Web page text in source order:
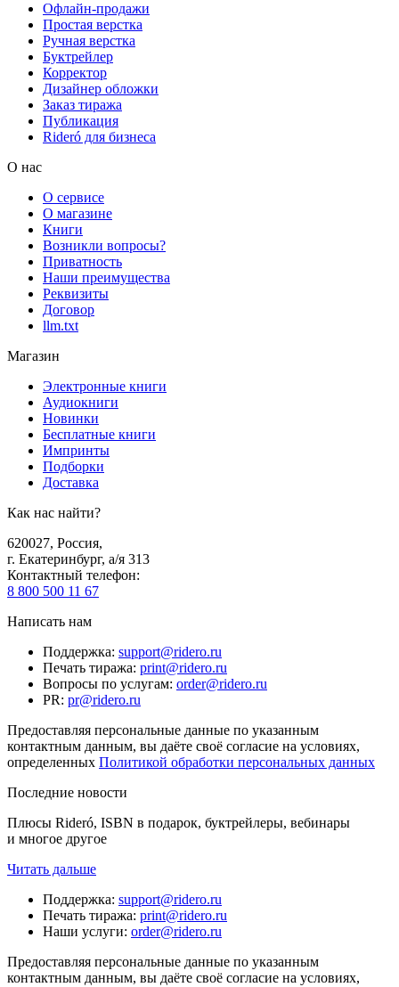
Офлайн-продажи
Простая верстка
Ручная верстка
Буктрейлер
Корректор
Дизайнер обложки
Заказ тиража
Публикация
Rideró для бизнеса
О нас
О сервисе
О магазине
Книги
Возникли вопросы?
Приватность
Наши преимущества
Реквизиты
Договор
llm.txt
Магазин
Электронные книги
Аудиокниги
Новинки
Бесплатные книги
Импринты
Подборки
Доставка
Как нас найти?
620027, Россия,
г. Екатеринбург, а/я 313
Контактный телефон:
8 800 500 11 67
Написать нам
Поддержка: support@ridero.ru
Печать тиража: print@ridero.ru
Вопросы по услугам: order@ridero.ru
PR: pr@ridero.ru
Предоставляя персональные данные по указанным
контактным данным, вы даёте своё согласие на условиях,
определенных Политикой обработки персональных данных
Последние новости
Плюсы Rideró, ISBN в подарок, буктрейлеры, вебинары
и многое другое
Читать дальше
Поддержка: support@ridero.ru
Печать тиража: print@ridero.ru
Наши услуги: order@ridero.ru
Предоставляя персональные данные по указанным
контактным данным, вы даёте своё согласие на условиях,